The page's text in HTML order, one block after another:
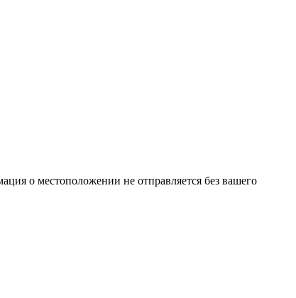
о местоположении не отправляется без вашего